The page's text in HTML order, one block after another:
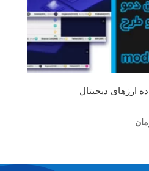
ارزهای دیجیتال
قیمت
است.